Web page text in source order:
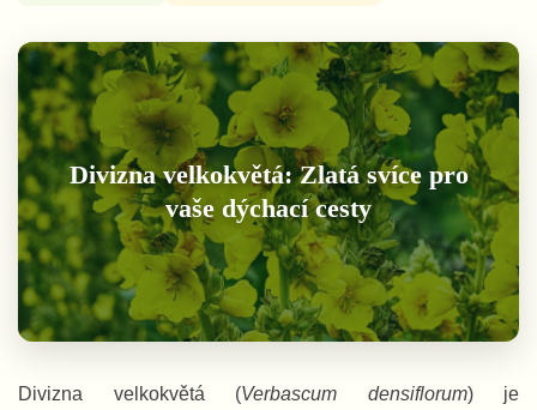
Divizna velkokvětá: Zlatá svíce pro
vaše dýchací cesty
Divizna velkokvětá (Verbascum densiflorum) je